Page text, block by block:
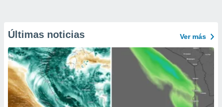
Últimas noticias Ver más